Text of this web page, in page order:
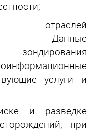
отраслей
Данные
зондирования
услуги и
и разведке
при